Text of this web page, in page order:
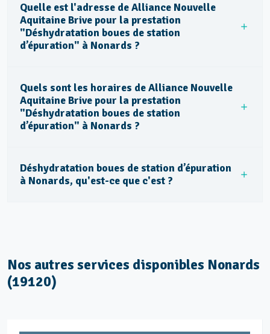
Quelle est l'adresse de Alliance Nouvelle
Aquitaine Brive pour la prestation
"Déshydratation boues de station
d’épuration" à Nonards ?
Quels sont les horaires de Alliance Nouvelle
Aquitaine Brive pour la prestation
"Déshydratation boues de station
d’épuration" à Nonards ?
Déshydratation boues de station d’épuration
à Nonards, qu'est-ce que c'est ?
Nos autres services disponibles Nonards
(19120)